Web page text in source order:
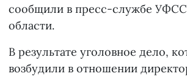
сообщили в пресс-службе
области.
В результате уголовное дело,
возбудили в отношении